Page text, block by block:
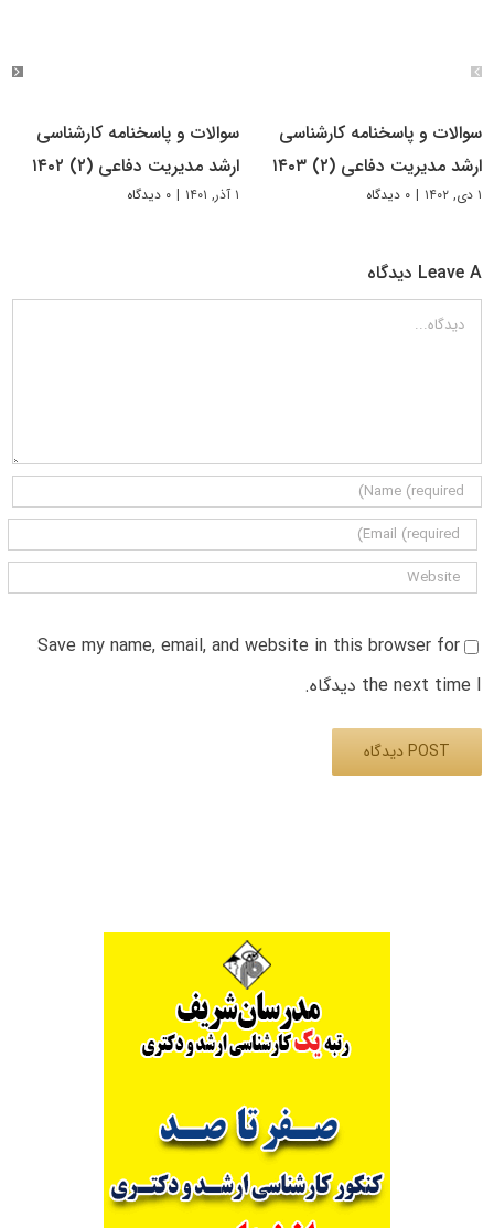
سوالات و پاسخنامه کارشناسی
ارشد مدیریت دفاعی (۲) ۱۴۰۳
۱ دی, ۱۴۰۲ | ۰ دیدگاه
سوالات و پاسخنامه کارشناسی
ارشد مدیریت دفاعی (۲) ۱۴۰۲
۱ آذر, ۱۴۰۱ | ۰ دیدگاه
Leave A دیدگاه
دیدگاه
Save my name, email, and website in this browser for
the next time I دیدگاه.